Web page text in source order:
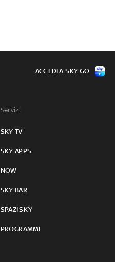
Servizi:
SKY TV
SKY APPS
NOW
SKY BAR
SPAZI SKY
PROGRAMMI
ACCEDI A SKY GO